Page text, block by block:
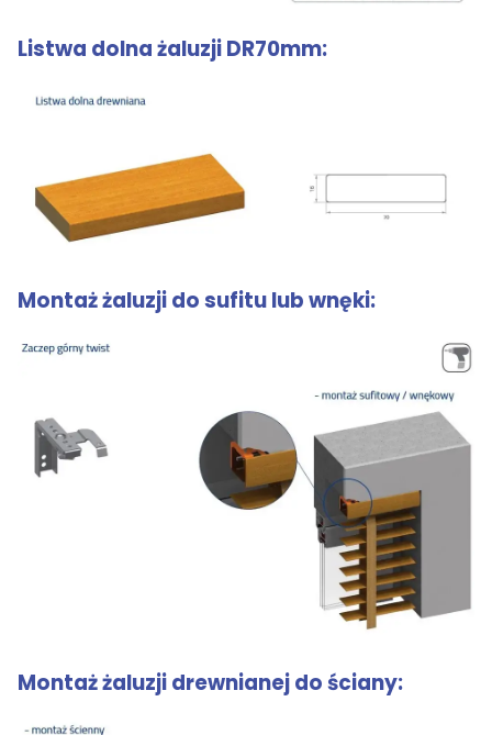
Listwa dolna żaluzji DR70mm:
Montaż żaluzji do sufitu lub wnęki:
Montaż żaluzji drewnianej do ściany: